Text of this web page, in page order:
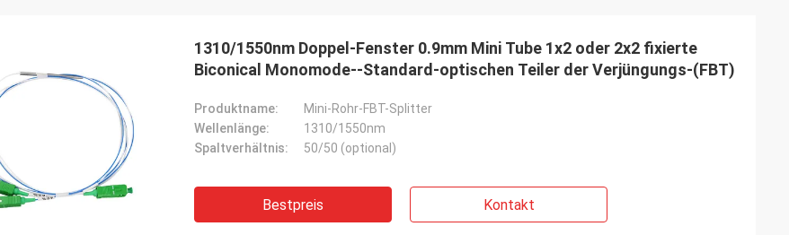
1310/1550nm Doppel-Fenster 0.9mm Mini Tube 1x2 oder 2x2 fixierte
Biconical Monomode--Standard-optischen Teiler der Verjüngungs-(FBT)
Produktname:
Mini-Rohr-FBT-Splitter
Wellenlänge:
1310/1550nm
Spaltverhältnis:
50/50 (optional)
Bestpreis Kontakt